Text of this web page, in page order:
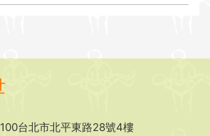
100台北市北平東路28號4樓